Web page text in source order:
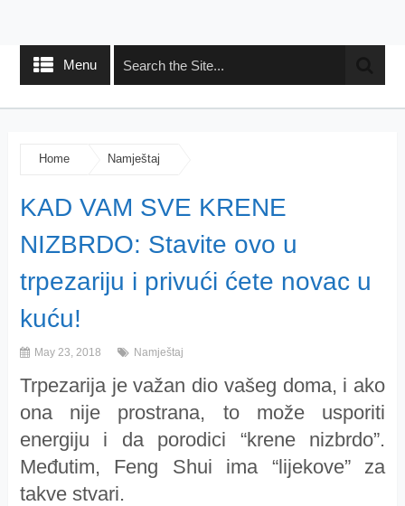
Menu
Home Namještaj
KAD VAM SVE KRENE
NIZBRDO: Stavite ovo u
trpezariju i privući ćete novac u
kuću!
May 23, 2018 Namještaj
Trpezarija je važan dio vašeg doma, i ako
ona nije prostrana, to može usporiti
energiju i da porodici “krene nizbrdo”.
Međutim, Feng Shui ima “lijekove” za
takve stvari.